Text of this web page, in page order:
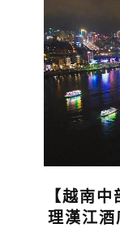
【越南
理漢江